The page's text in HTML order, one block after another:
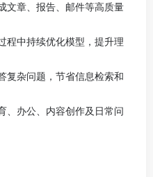
章、报告、邮件等高质量
中持续优化模型，提升理
杂问题，节省信息检索和
办公、内容创作及日常问